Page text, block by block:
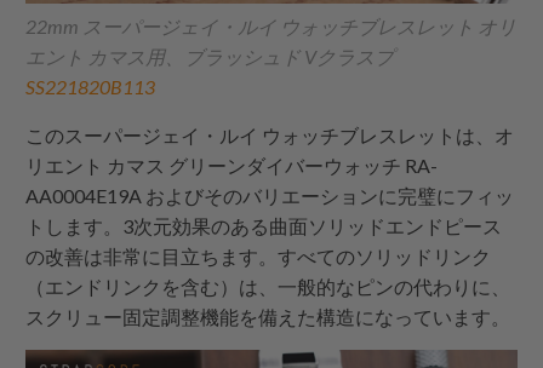
22mm スーパージェイ・ルイ ウォッチブレスレット オリ
エント カマス用、ブラッシュド Vクラスプ
SS221820B113
このスーパージェイ・ルイ ウォッチブレスレットは、オ
リエント カマス グリーンダイバーウォッチ RA-
AA0004E19A およびそのバリエーションに完璧にフィッ
トします。3次元効果のある曲面ソリッドエンドピース
の改善は非常に目立ちます。すべてのソリッドリンク
（エンドリンクを含む）は、一般的なピンの代わりに、
スクリュー固定調整機能を備えた構造になっています。